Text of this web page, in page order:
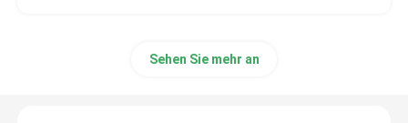
Sehen Sie mehr an